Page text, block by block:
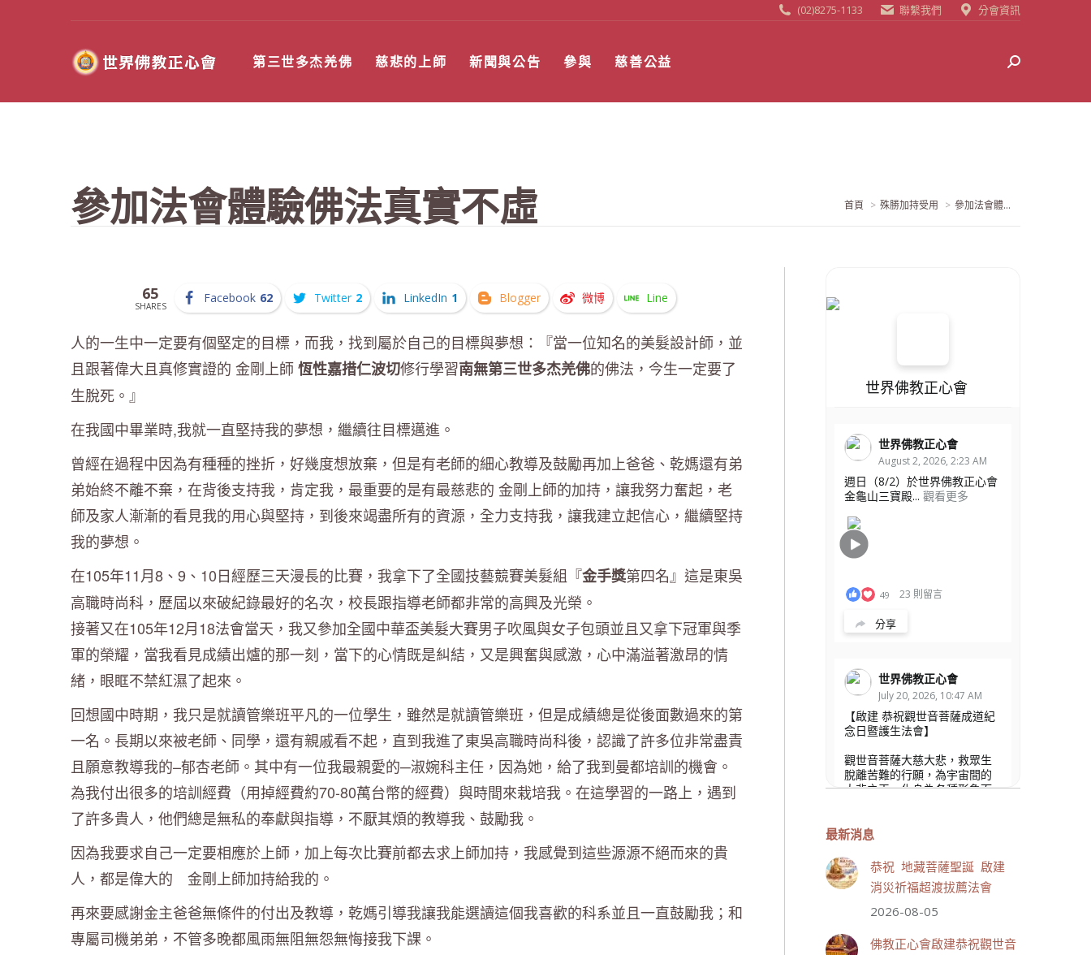
(02)8275-1133 聯繫我們 分會資訊
第三世多杰羌佛 慈悲的上師 新聞與公告 參與 慈善公益 Search:
參加法會體驗佛法真實不虛 當前位置:
首頁 殊勝加持受用 參加法會體...
65
SHARES
Facebook 62 Twitter 2 LinkedIn 1 Blogger 微博 Line
人的一生中一定要有個堅定的目標，而我，找到屬於自己的目標與夢想：『當一位知名的美髮設計師，並
且跟著偉大且真修實證的 金剛上師恆性嘉措仁波切修行學習南無第三世多杰羌佛的佛法，今生一定要了
生脫死。』
在我國中畢業時,我就一直堅持我的夢想，繼續往目標邁進。
曾經在過程中因為有種種的挫折，好幾度想放棄，但是有老師的細心教導及鼓勵再加上爸爸、乾媽還有弟
弟始終不離不棄，在背後支持我，肯定我，最重要的是有最慈悲的 金剛上師的加持，讓我努力奮起，老
師及家人漸漸的看見我的用心與堅持，到後來竭盡所有的資源，全力支持我，讓我建立起信心，繼續堅持
我的夢想。
在105年11月8、9、10日經歷三天漫長的比賽，我拿下了全國技藝競賽美髮組『金手獎第四名』這是東吳
高職時尚科，歷屆以來破紀錄最好的名次，校長跟指導老師都非常的高興及光榮。
接著又在105年12月18法會當天，我又參加全國中華盃美髮大賽男子吹風與女子包頭並且又拿下冠軍與季
軍的榮耀，當我看見成績出爐的那一刻，當下的心情既是糾結，又是興奮與感激，心中滿溢著激昂的情
緒，眼眶不禁紅濕了起來。
回想國中時期，我只是就讀管樂班平凡的一位學生，雖然是就讀管樂班，但是成績總是從後面數過來的第
一名。長期以來被老師、同學，還有親戚看不起，直到我進了東吳高職時尚科後，認識了許多位非常盡責
且願意教導我的–郁杏老師。其中有一位我最親愛的─淑婉科主任，因為她，給了我到曼都培訓的機會。
為我付出很多的培訓經費（用掉經費約70-80萬台幣的經費）與時間來栽培我。在這學習的一路上，遇到
了許多貴人，他們總是無私的奉獻與指導，不厭其煩的教導我、鼓勵我。
因為我要求自己一定要相應於上師，加上每次比賽前都去求上師加持，我感覺到這些源源不絕而來的貴
人，都是偉大的 金剛上師加持給我的。
再來要感謝金主爸爸無條件的付出及教導，乾媽引導我讓我能選讀這個我喜歡的科系並且一直鼓勵我；和
專屬司機弟弟，不管多晚都風雨無阻無怨無悔接我下課。
世界佛教正心會
世界佛教正心會
August 2, 2026, 2:23 AM
週日（8/2）於世界佛教正心會
金龜山三寶殿... 觀看更多
49 23 則留言
分享
世界佛教正心會
July 20, 2026, 10:47 AM
【啟建 恭祝觀世音菩薩成道紀
念日暨護生法會】
觀世音菩薩大慈大悲，救眾生
脫離苦難的行願，為宇宙間的
大悲之王，化身為各種形象而
身，農曆6月19日為觀世音菩薩
文殊院、財神會館、桃園金龜
山三寶殿將在8月1日(星期六)於
金龜山三寶殿聯合啟建「恭祝...
觀看更多
最新消息
恭祝 地藏菩薩聖誕 啟建
消災祈福超渡拔薦法會
2026-08-05
佛教正心會啟建恭祝觀世音